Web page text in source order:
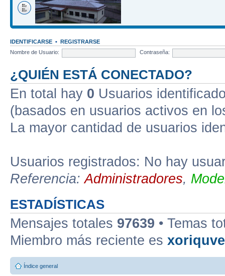
IDENTIFICARSE • REGISTRARSE
Nombre de Usuario:
Contraseña:
¿QUIÉN ESTÁ CONECTADO?
En total hay 0 Usuarios
(basados en usuarios activos en
La mayor cantidad de usuarios
Usuarios registrados: No hay
Referencia:Administradores,
ESTADÍSTICAS
Mensajes totales 97639 • Temas
Miembro más reciente es
Índice general